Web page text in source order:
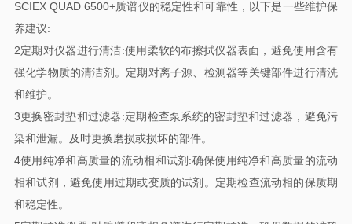
SCIEX QUAD 6500+质谱仪的稳定性和可靠性，以下是一些维护保
养建议:
2定期对仪器进行清洁:使用柔软的布擦拭仪器表面，避免使用含有
强化学物质的清洁剂。定期对离子源、检测器等关键部件进行清洗
和维护。
3更换密封垫和过滤器:定期检查泵系统的密封垫和过滤器，避免污
染和泄漏。及时更换磨损或损坏的部件。
4使用纯净和高质量的流动相和试剂:确保使用纯净和高质量的流动
相和试剂，避免使用过期或变质的试剂。定期检查流动相的保质期
和稳定性。